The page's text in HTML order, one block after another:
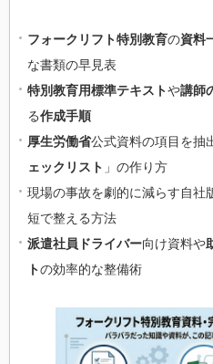
フォークリフト特別教育の資料
な書類の早見表
特別教育用標準テキストや講師
る作成手順
厚生労働省公式資料の項目を抽
ェックリスト 」の作り方
現場の事故を劇的に減らす自社
短で整える方法
派遣社員ドライバー向け資料や
トの効率的な整備術